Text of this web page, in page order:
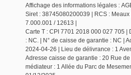
Affichage des informations légales :
Siret : 38745080200039 | RCS :
7.000.001 / 12613 |
Carte T : CPI 7701 2018 000 027 705
: NC. | N° de caisse de garantie : NC |
2024-04-26 | Lieu de délivrance : 1
Adresse caisse de garantie : 20 Rue
médiateur : 1 Allée du Parc de